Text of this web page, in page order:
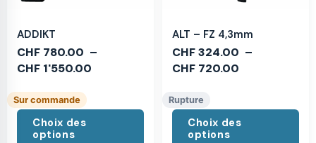
ADDIKT
CHF 780.00 –
CHF 1'550.00
Sur commande
Choix des
options
ALT – FZ 4,3mm
CHF324.00 –
CHF 720.00
Rupture
Choix des
options